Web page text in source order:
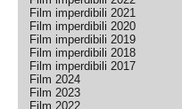
Film imperdibili 2021
Film imperdibili 2020
Film imperdibili 2019
Film imperdibili 2018
Film imperdibili 2017
Film 2024
Film 2023
Film 2022